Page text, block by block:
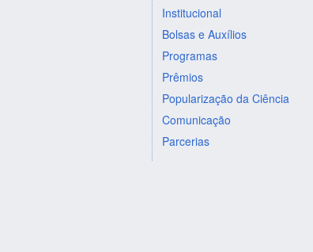
Institucional
Bolsas e Auxílios
Programas
Prêmios
Popularização da Ciência
Comunicação
Parcerias